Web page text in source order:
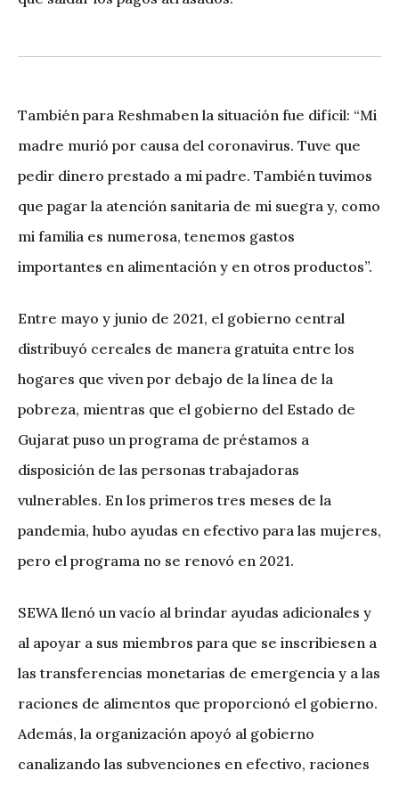
También para Reshmaben la situación fue difícil: “Mi
madre murió por causa del coronavirus. Tuve que
pedir dinero prestado a mi padre. También tuvimos
que pagar la atención sanitaria de mi suegra y, como
mi familia es numerosa, tenemos gastos
importantes en alimentación y en otros productos”.
Entre mayo y junio de 2021, el gobierno central
distribuyó cereales de manera gratuita entre los
hogares que viven por debajo de la línea de la
pobreza, mientras que el gobierno del Estado de
Gujarat puso un programa de préstamos a
disposición de las personas trabajadoras
vulnerables. En los primeros tres meses de la
pandemia, hubo ayudas en efectivo para las mujeres,
pero el programa no se renovó en 2021.
SEWA llenó un vacío al brindar ayudas adicionales y
al apoyar a sus miembros para que se inscribiesen a
las transferencias monetarias de emergencia y a las
raciones de alimentos que proporcionó el gobierno.
Además, la organización apoyó al gobierno
canalizando las subvenciones en efectivo, raciones